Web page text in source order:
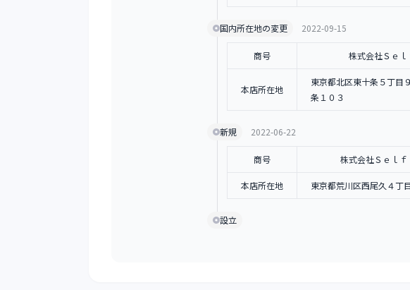
国内所在地の変更 2022-09-15
商号 株式会社Ｓｅ
本店所在地
東京都北区東十条５丁目
条１０３
新規 2022-06-22
商号 株式会社Ｓｅｌ
本店所在地 東京都荒川区西尾久４丁
設立